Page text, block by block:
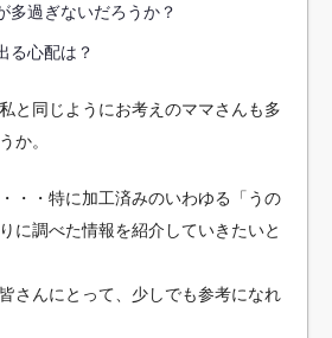
多過ぎないだろうか？
る心配は？
と同じようにお考えのママさんも多
か。
・・特に加工済みのいわゆる「うの
に調べた情報を紹介していきたいと
さんにとって、少しでも参考になれ